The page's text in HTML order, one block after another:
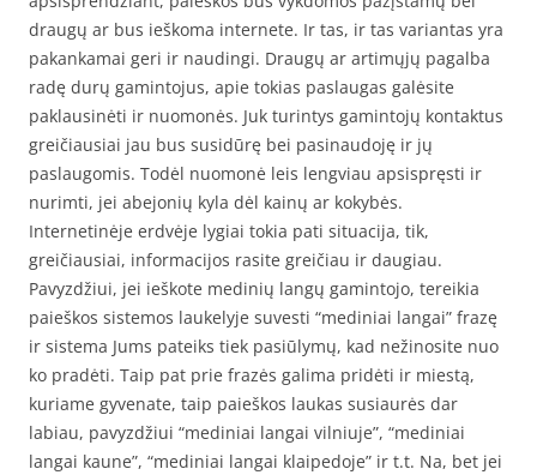
draugų ar bus ieškoma internete. Ir tas, ir tas variantas yra
pakankamai geri ir naudingi. Draugų ar artimųjų pagalba
radę durų gamintojus, apie tokias paslaugas galėsite
paklausinėti ir nuomonės. Juk turintys gamintojų kontaktus
greičiausiai jau bus susidūrę bei pasinaudoję ir jų
paslaugomis. Todėl nuomonė leis lengviau apsispręsti ir
nurimti, jei abejonių kyla dėl kainų ar kokybės.
Internetinėje erdvėje lygiai tokia pati situacija, tik,
greičiausiai, informacijos rasite greičiau ir daugiau.
Pavyzdžiui, jei ieškote medinių langų gamintojo, tereikia
paieškos sistemos laukelyje suvesti “mediniai langai” frazę
ir sistema Jums pateiks tiek pasiūlymų, kad nežinosite nuo
ko pradėti. Taip pat prie frazės galima pridėti ir miestą,
kuriame gyvenate, taip paieškos laukas susiaurės dar
labiau, pavyzdžiui “mediniai langai vilniuje”, “mediniai
langai kaune”, “mediniai langai klaipedoje” ir t.t. Na, bet jei